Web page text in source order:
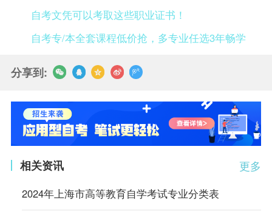
自考文凭可以考取这些职业证书！
自考专/本全套课程低价抢，多专业任选3年畅学
分享到:
更多
相关资讯
2024年上海市高等教育自学考试专业分类表